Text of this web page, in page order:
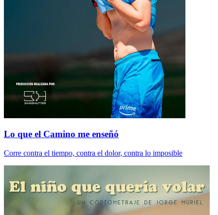
Lo que el Camino me enseñó
Corre contra el tiempo, contra el dolor, contra lo imposible